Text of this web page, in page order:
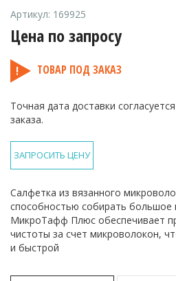
Артикул: 169925
Цена по запросу
ТОВАР ПОД ЗАКАЗ
Точная дата доставки
заказа.
ЗАПРОСИТЬ ЦЕНУ
Салфетка из вязанного
способностью собирать большое
МикроТафф Плюс обеспечивает
чистоты за счет микроволокон,
и быстрой